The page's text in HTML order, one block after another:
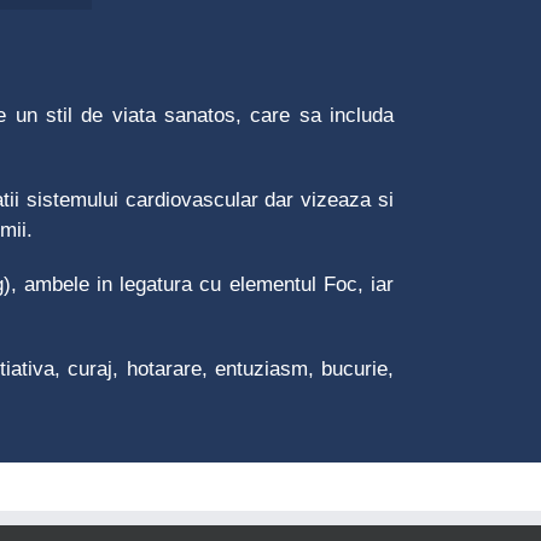
un stil de viata sanatos, care sa includa
sistemului cardiovascular dar vizeaza si
ambele in legatura cu elementul Foc, iar
curaj, hotarare, entuziasm, bucurie,